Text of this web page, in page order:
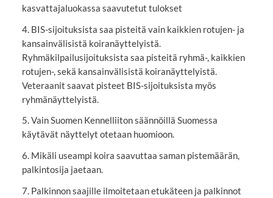
kasvattajaluokassa saavutetut tulokset
4. BIS-sijoituksista saa pisteitä vain kaikkien rotujen- ja
kansainvälisistä koiranäyttelyistä.
Ryhmäkilpailusijoituksista saa pisteitä ryhmä-, kaikkien
rotujen-, sekä kansainvälisistä koiranäyttelyistä.
Veteraanit saavat pisteet BIS-sijoituksista myös
ryhmänäyttelyistä.
5. Vain Suomen Kennelliiton säännöillä Suomessa
käytävät näyttelyt otetaan huomioon.
6. Mikäli useampi koira saavuttaa saman pistemäärän,
palkintosija jaetaan.
7. Palkinnon saajille ilmoitetaan etukäteen ja palkinnot